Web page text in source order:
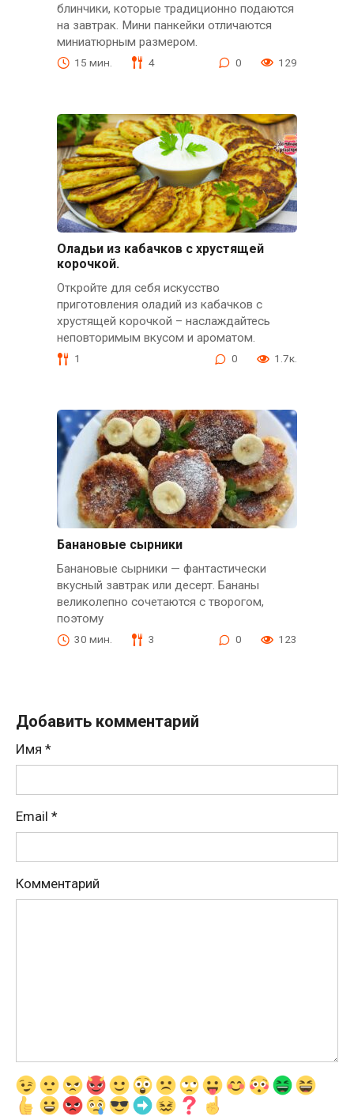
блинчики, которые традиционно подаются
на завтрак. Мини панкейки отличаются
миниатюрным размером.
15 мин. 4 0 129
Оладьи из кабачков с хрустящей
корочкой.
Откройте для себя искусство
приготовления оладий из кабачков с
хрустящей корочкой – наслаждайтесь
неповторимым вкусом и ароматом.
1 0 1.7к.
Банановые сырники
Банановые сырники — фантастически
вкусный завтрак или десерт. Бананы
великолепно сочетаются с творогом,
поэтому
30 мин. 3 0 123
Добавить комментарий
Имя *
Email *
Комментарий